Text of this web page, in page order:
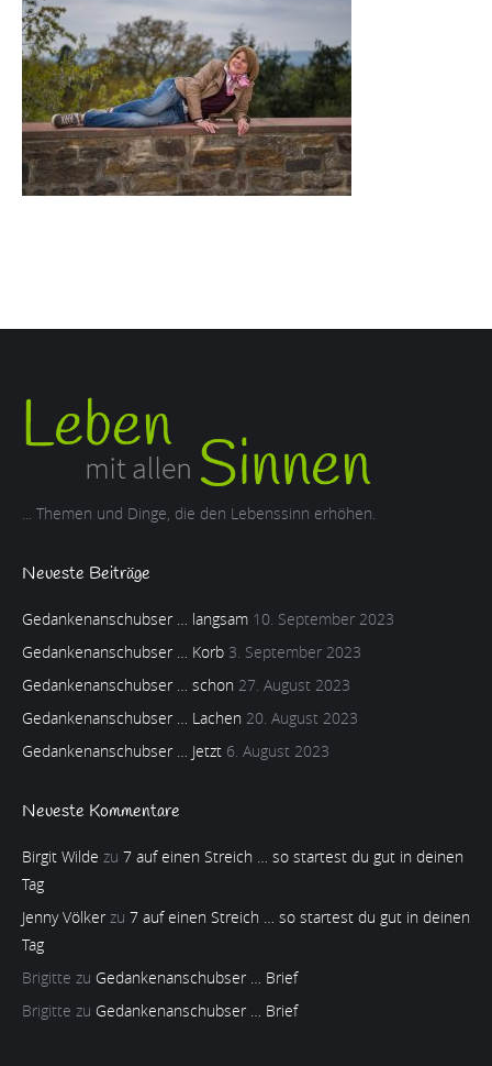
... Themen und Dinge, die den Lebenssinn erhöhen.
Neueste Beiträge
Gedankenanschubser … langsam 10. September 2023
Gedankenanschubser … Korb 3. September 2023
Gedankenanschubser … schon 27. August 2023
Gedankenanschubser … Lachen 20. August 2023
Gedankenanschubser … Jetzt 6. August 2023
Neueste Kommentare
Birgit Wilde zu 7 auf einen Streich … so startest du gut in deinen
Tag
Jenny Völkerzu 7 auf einen Streich … so startest du gut in deinen
Tag
Brigitte zu Gedankenanschubser … Brief
Brigitte zu Gedankenanschubser … Brief